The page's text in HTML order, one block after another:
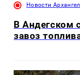
Новости
В Андегском
завоз